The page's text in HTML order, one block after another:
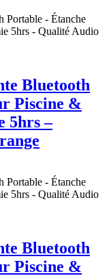
Bluetooth
Piscine &
5hrs –
Bluetooth
Piscine &